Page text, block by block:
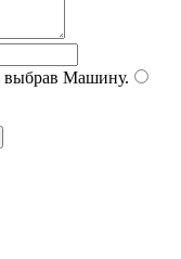
выбрав Машину.